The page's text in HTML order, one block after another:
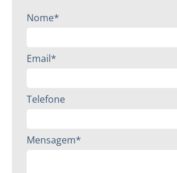
Nome*
Email*
Telefone
Mensagem*